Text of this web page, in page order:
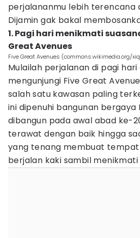
perjalananmu lebih terencana
Dijamin gak bakal
1. Pagi hari menikmati
Great Avenues
Five Great Avenues (commons.wikimedia.org/
Mulailah perjalanan di pagi hari
mengunjungi Five Great
salah satu kawasan paling
ini dipenuhi bangunan bergaya
dibangun pada awal abad ke-
terawat dengan baik hingga
yang tenang membuat
berjalan kaki sambil menikmati